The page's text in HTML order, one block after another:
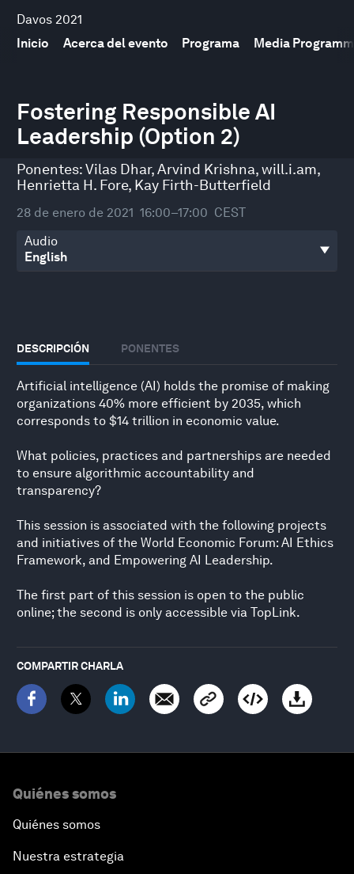
Davos 2021
Inicio
Acerca del evento Programa Media
Fostering Responsible AI
Leadership (Option 2)
Ponentes:Vilas Dhar,Arvind Krishna,will.i.am,
Henrietta H. Fore, Kay Firth-Butterfield
28 de enero de 2021 16:00–17:00 CEST
Audio
DESCRIPCIÓN PONENTES
Artificial intelligence (AI) holds the promise of making
organizations 40% more efficient by 2035, which
corresponds to $14 trillion in economic value.
What policies, practices and partnerships are needed
to ensure algorithmic accountability and
transparency?
This session is associated with the following projects
and initiatives of the World Economic Forum: AI Ethics
Framework, and Empowering AI Leadership.
The first part of this session is open to the public
online; the second is only accessible via TopLink.
COMPARTIR CHARLA
seconds
of
30
minutes,
seconds
Quiénes somos
Quiénes somos
Nuestra estrategia